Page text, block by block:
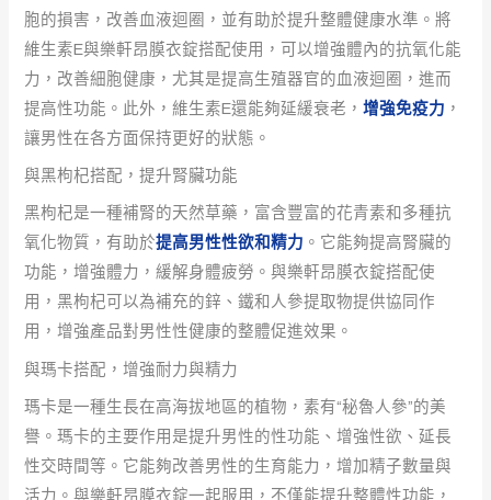
胞的損害，改善血液迴圈，並有助於提升整體健康水準。將
維生素E與樂軒昂膜衣錠搭配使用，可以增強體內的抗氧化能
力，改善細胞健康，尤其是提高生殖器官的血液迴圈，進而
提高性功能。此外，維生素E還能夠延緩衰老，增強免疫力 ，
讓男性在各方面保持更好的狀態。
與黑枸杞搭配，提升腎臟功能
黑枸杞是一種補腎的天然草藥，富含豐富的花青素和多種抗
氧化物質，有助於提高男性性欲和精力 。它能夠提高腎臟的
功能，增強體力，緩解身體疲勞。與樂軒昂膜衣錠搭配使
用，黑枸杞可以為補充的鋅、鐵和人參提取物提供協同作
用，增強產品對男性性健康的整體促進效果。
與瑪卡搭配，增強耐力與精力
瑪卡是一種生長在高海拔地區的植物，素有“秘魯人參”的美
譽。瑪卡的主要作用是提升男性的性功能、增強性欲、延長
性交時間等。它能夠改善男性的生育能力，增加精子數量與
活力。與樂軒昂膜衣錠一起服用，不僅能提升整體性功能，